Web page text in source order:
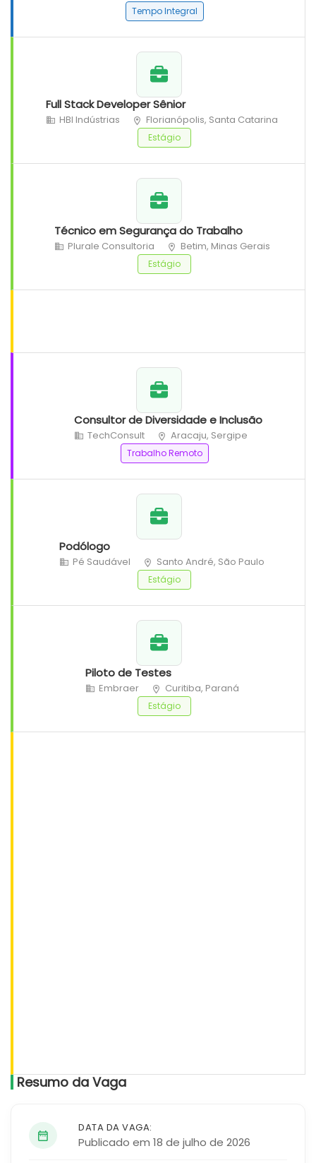
Tempo Integral
Full Stack Developer Sênior
HBI Indústrias Florianópolis, Santa Catarina
Estágio
Técnico em Segurança do Trabalho
Plurale Consultoria Betim, Minas Gerais
Estágio
Consultor de Diversidade e Inclusão
TechConsult Aracaju, Sergipe
Trabalho Remoto
Podólogo
Pé Saudável Santo André, São Paulo
Estágio
Piloto de Testes
Embraer Curitiba, Paraná
Estágio
Resumo da Vaga
DATA DA VAGA:
Publicado em 18 de julho de 2026